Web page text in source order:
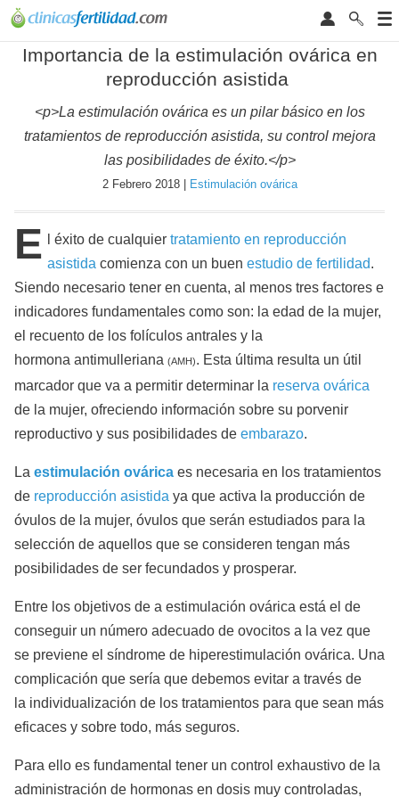
Importancia de la estimulación ovárica en
reproducción asistida
<p>La estimulación ovárica es un pilar básico en los
tratamientos de reproducción asistida, su control mejora
las posibilidades de éxito.</p>
2 Febrero 2018 | Estimulación ovárica
E l éxito de cualquier tratamiento en reproducción
asistida comienza con un buen estudio de fertilidad.
Siendo necesario tener en cuenta, al menos tres factores e
indicadores fundamentales como son: la edad de la mujer,
el recuento de los folículos antrales y la
hormona antimulleriana (AMH). Esta última resulta un útil
marcador que va a permitir determinar la reserva ovárica
de la mujer, ofreciendo información sobre su porvenir
reproductivo y sus posibilidades de embarazo.
La estimulación ovárica es necesaria en los tratamientos
de reproducción asistida ya que activa la producción de
óvulos de la mujer, óvulos que serán estudiados para la
selección de aquellos que se consideren tengan más
posibilidades de ser fecundados y prosperar.
Entre los objetivos de a estimulación ovárica está el de
conseguir un número adecuado de ovocitos a la vez que
se previene el síndrome de hiperestimulación ovárica. Una
complicación que sería que debemos evitar a través de
la individualización de los tratamientos para que sean más
eficaces y sobre todo, más seguros.
Para ello es fundamental tener un control exhaustivo de la
administración de hormonas en dosis muy controladas,